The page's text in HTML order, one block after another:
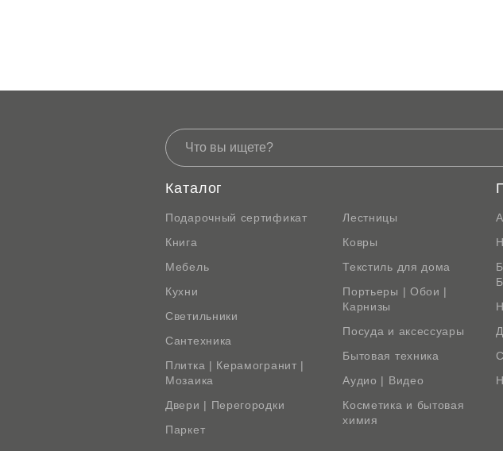
Каталог
Подарочный сертификат
Книга
Мебель
Кухни
Светильники
Сантехника
Плитка | Керамогранит |
Мозаика
Двери | Перегородки
Паркет
Лестницы
Ковры
Текстиль для дома
Портьеры | Обои |
Карнизы
Посуда и аксессуары
Бытовая техника
Аудио | Видео
Косметика и бытовая
химия